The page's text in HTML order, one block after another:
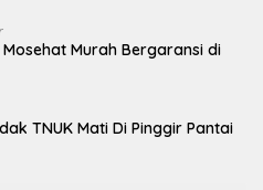
Murah Bergaransi di
TNUK Mati Di Pinggir Pantai